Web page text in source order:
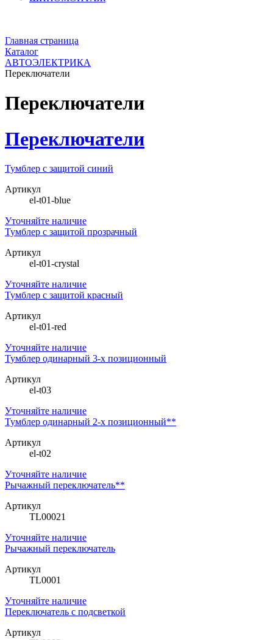
Главная страница
Каталог
АВТОЭЛЕКТРИКА
Переключатели
Переключатели
Переключатели
Тумблер с защитой синий
Артикул
el-t01-blue
Уточняйте наличие
Тумблер с защитой прозрачный
Артикул
el-t01-crystal
Уточняйте наличие
Тумблер с защитой красный
Артикул
el-t01-red
Уточняйте наличие
Тумблер одинарный 3-х позиционный
Артикул
el-t03
Уточняйте наличие
Тумблер одинарный 2-х позиционный**
Артикул
el-t02
Уточняйте наличие
Рычажный переключатель**
Артикул
TL00021
Уточняйте наличие
Рычажный переключатель
Артикул
TL0001
Уточняйте наличие
Переключатель с подсветкой
Артикул